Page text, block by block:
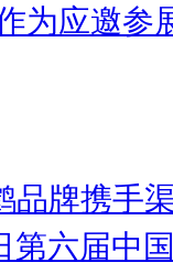
为应邀参
品牌携手
第六届中